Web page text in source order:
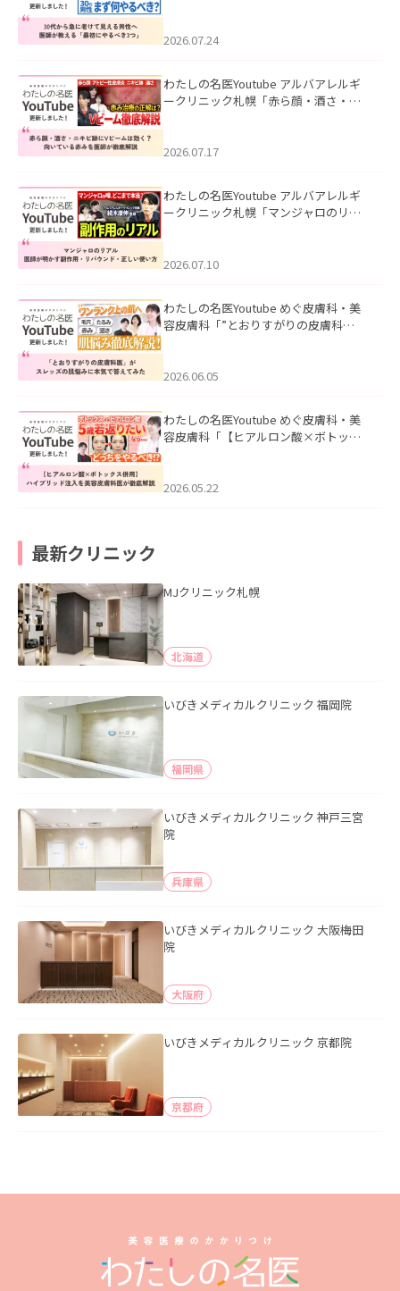
た。
2026.07.24
わたしの名医Youtube アルバアレルギ
ークリニック札幌「赤ら顔・酒さ・ニ
した。
2026.07.17
わたしの名医Youtube アルバアレルギ
ークリニック札幌「マンジャロのリア
た。
2026.07.10
わたしの名医Youtube めぐ皮膚科・美
容皮膚科「”とおりすがりの皮膚科
2026.06.05
わたしの名医Youtube めぐ皮膚科・美
容皮膚科「【ヒアルロン酸×ボトック
た。
2026.05.22
最新クリニック
MJクリニック札幌
北海道
いびきメディカルクリニック 福岡院
福岡県
いびきメディカルクリニック 神戸三宮
院
兵庫県
いびきメディカルクリニック 大阪梅田
院
大阪府
いびきメディカルクリニック 京都院
京都府